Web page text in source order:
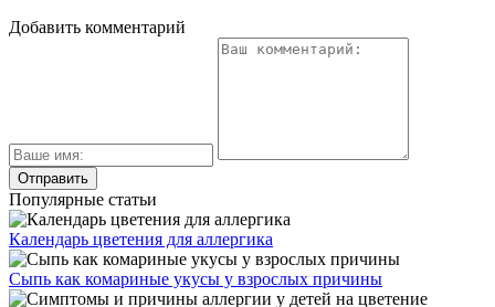
Добавить комментарий
Популярные статьи
Календарь цветения для аллергика
Сыпь как комариные укусы у взрослых причины